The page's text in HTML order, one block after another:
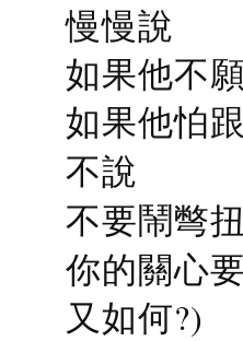
慢慢說
如果他不
如果他怕
不說
不要鬧彆
你的關心
又如何?)